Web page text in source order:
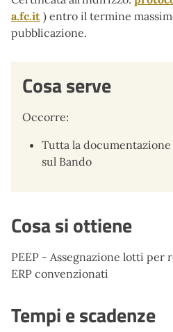
a.fc.it ) entro il termine
pubblicazione.
Cosa serve
Occorre:
Tutta la
sul Bando
Cosa si ottiene
PEEP - Assegnazione lotti
ERP convenzionati
Tempi e scadenze